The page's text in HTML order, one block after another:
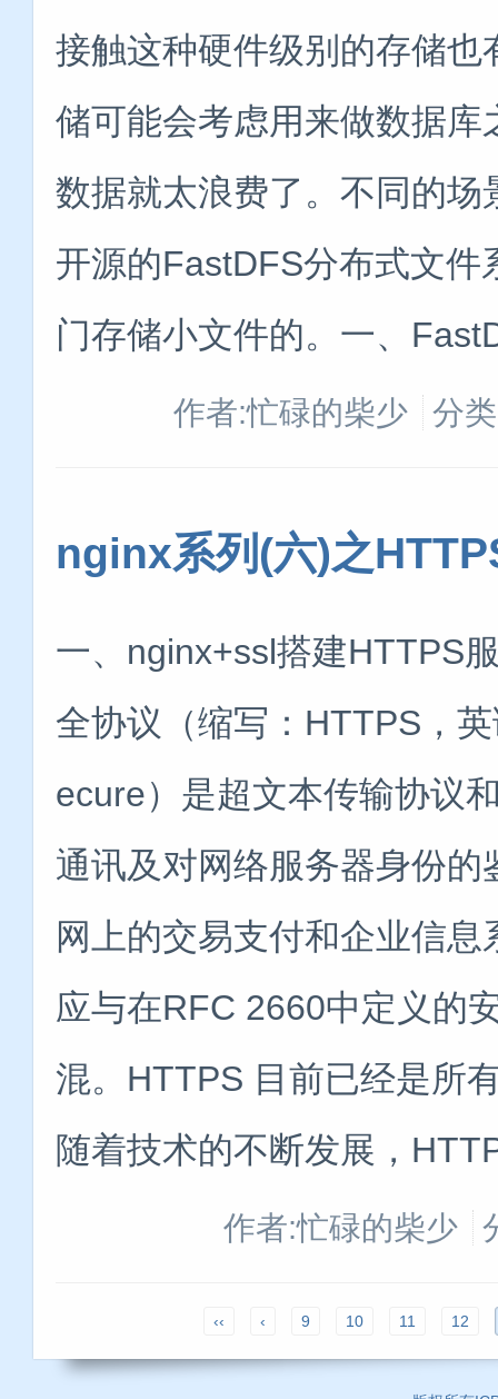
接触这种硬件级别的存储
储可能会考虑用来做数据
数据就太浪费了。不同的
开源的FastDFS分布式文
门存储小文件的。一、
作者:忙碌的柴少 分
nginx系列(六)之
一、nginx+ssl搭建HTTPS
全协议（缩写：HTTPS，
ecure）是超文本传输协议
通讯及对网络服务器身份
网上的交易支付和企业信
应与在RFC 2660中定义的
混。HTTPS 目前已经是所
随着技术的不断发展，
作者:忙碌的柴少
‹‹ ‹ 9 10 11 12